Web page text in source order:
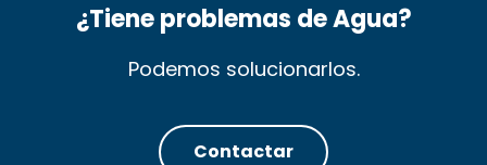
¿Tiene problemas de Agua?
Podemos solucionarlos.
Contactar